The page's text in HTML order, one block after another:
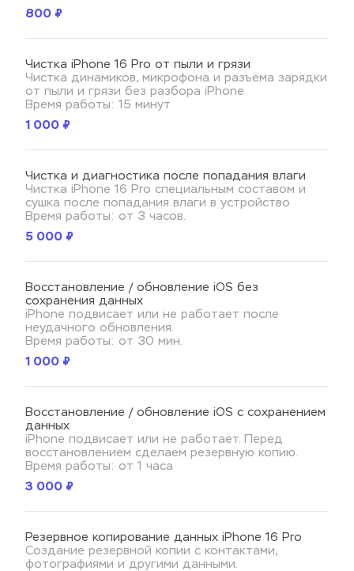
800 ₽
Чистка iPhone 16 Pro от пыли и грязи
Чистка динамиков, микрофона и разъёма зарядки
от пыли и грязи без разбора iPhone
Время работы: 15 минут
1 000 ₽
Чистка и диагностика после попадания влаги
Чистка iPhone 16 Pro специальным составом и
сушка после попадания влаги в устройство
Время работы: от 3 часов.
5 000 ₽
Восстановление / обновление iOS без
сохранения данных
iPhone подвисает или не работает после
неудачного обновления.
Время работы: от 30 мин.
1 000 ₽
Восстановление / обновление iOS с сохранением
данных
iPhone подвисает или не работает. Перед
восстановлением сделаем резервную копию.
Время работы: от 1 часа
3 000 ₽
Резервное копирование данных iPhone 16 Pro
Создание резервной копии с контактами,
фотографиями и другими данными.